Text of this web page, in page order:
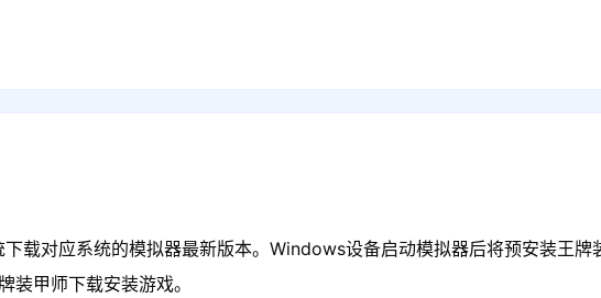
载对应系统的模拟器最新版本。Windows设备启动模拟器后将预安装王牌
装甲师下载安装游戏。